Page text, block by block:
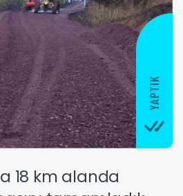
18 km alanda